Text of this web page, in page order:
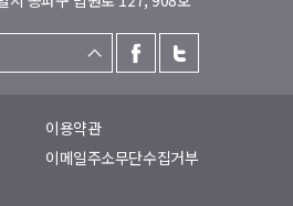
이용약관
이메일주소무단수집거부